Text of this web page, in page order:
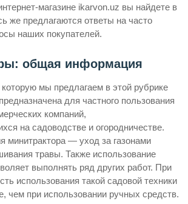
магазине ikarvon.uz вы найдете в
же предлагаются ответы на часто
наших покупателей.
общая информация
мы предлагаем в этой рубрике
для частного пользования
компаний,
на садоводстве и огородничестве.
минитрактора — уход за газонами
травы. Также использование
выполнять ряд других работ. При
использования такой садовой техники
чем при использовании ручных средств.